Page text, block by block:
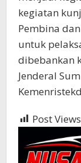
kegiatan
Pembina
untuk
dibebankan
Jenderal
Post